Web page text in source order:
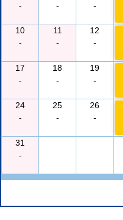
-
-
-
10
-
11
-
12
-
17
-
18
-
19
-
24
-
25
-
26
-
31
-